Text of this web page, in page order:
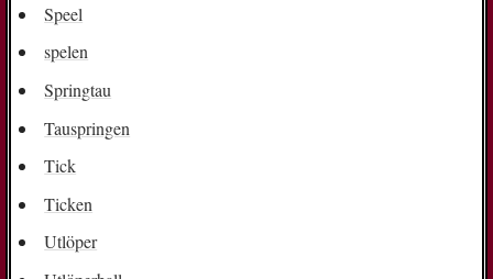
Speel
spelen
Springtau
Tauspringen
Tick
Ticken
Utlöper